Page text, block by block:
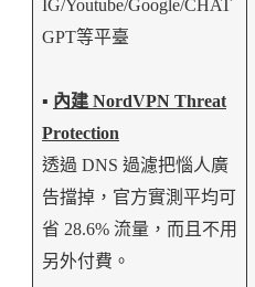
IG/Youtube/Google/CHAT
GPT等平臺
▪️ 內建 NordVPN Threat
Protection
透過 DNS 過濾把惱人廣
告擋掉，官方實測平均可
省 28.6% 流量，而且不用
另外付費。